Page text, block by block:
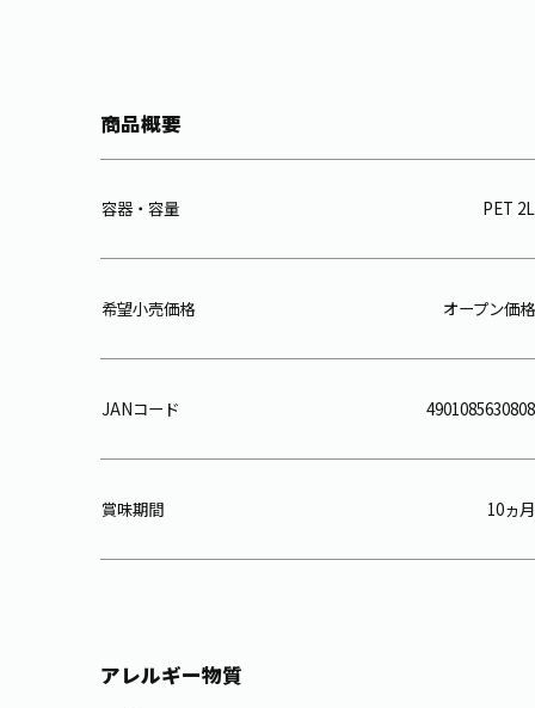
商品概要
容器・容量 PET 2L
希望小売価格 オープン価格
JANコード 4901085630808
賞味期間 10ヵ月
アレルギー物質